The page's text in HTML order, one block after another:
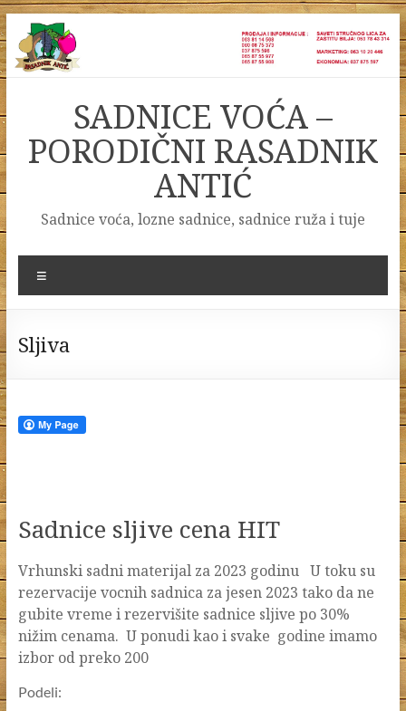
Skip
to
content
SADNICE VOĆA –
PORODIČNI RASADNIK
ANTIĆ
Sadnice voća, lozne sadnice, sadnice ruža i tuje
Sljiva
Sadnice sljive cena HIT
Vrhunski sadni materijal za 2023 godinu U toku su
rezervacije vocnih sadnica za jesen 2023 tako da ne
gubite vreme i rezervišite sadnice sljive po 30%
nižim cenama. U ponudi kao i svake godine imamo
izbor od preko 200
Podeli: